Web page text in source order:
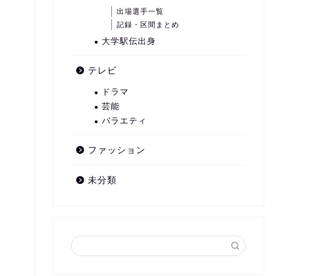
出場選手一覧
記録・区間まとめ
大学駅伝出身
テレビ
ドラマ
芸能
バラエティ
ファッション
未分類